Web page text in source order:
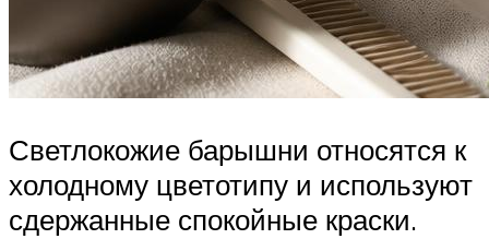
Светлокожие барышни относятся к
холодному цветотипу и используют
сдержанные спокойные краски.